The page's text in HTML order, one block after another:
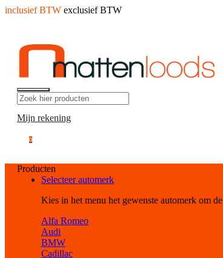
inclusief BTW exclusief BTW
Mijn rekening
0
Producten
Selecteer automerk
Kies in het menu het gewenste automerk om
Alfa Romeo
Audi
BMW
Cadillac